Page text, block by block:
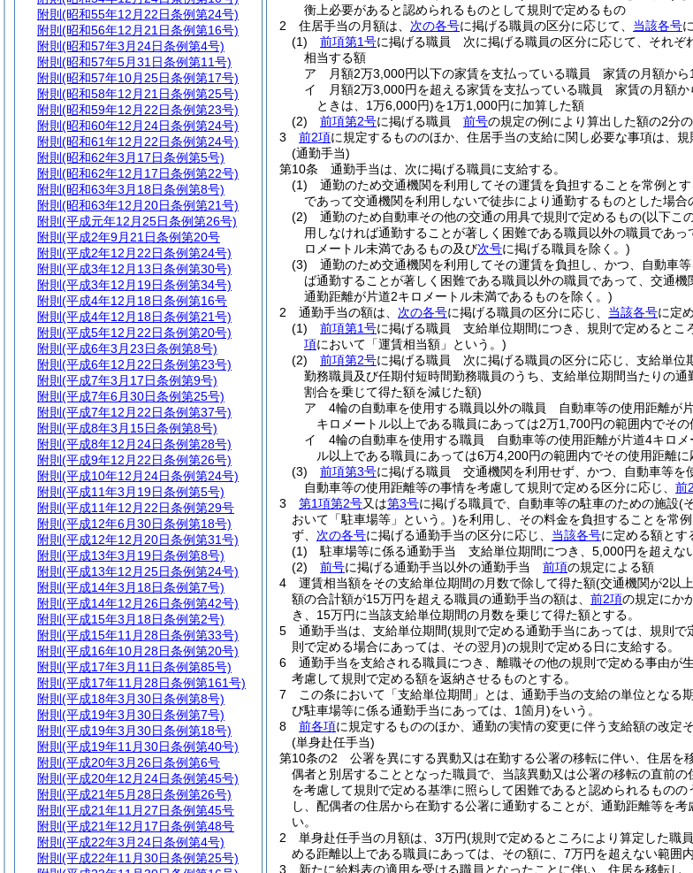
衡上必要があると認められるものとして規則で定めるもの
2
住居手当の月額は、 次の各号に掲げる職員の区分に応じて、 当該各号
(1)
前項第1号に掲げる職員 次に掲げる職員の区分に応じて、それぞ
相当する額
ア
月額2万3,000円以下の家賃を支払っている職員 家賃の月額か
イ
月額2万3,000円を超える家賃を支払っている職員 家賃の月額
ときは、1万6,000円)を1万1,000円に加算した額
(2)
前項第2号に掲げる職員 前号の規定の例により算出した額の2分
3
前2項に規定するもののほか、住居手当の支給に関し必要な事項は、規
(通勤手当)
第10条
通勤手当は、次に掲げる職員に支給する。
(1)
通勤のため交通機関を利用してその運賃を負担することを常例とす
であって交通機関を利用しないで徒歩により通勤するものとした場
(2)
通勤のため自動車その他の交通の用具で規則で定めるもの(以下こ
用しなければ通勤することが著しく困難である職員以外の職員であ
ロメートル未満であるもの及び次号に掲げる職員を除く。)
(3)
通勤のため交通機関を利用してその運賃を負担し、かつ、自動車
ば通勤することが著しく困難である職員以外の職員であって、交通
通勤距離が片道2キロメートル未満であるものを除く。)
2
通勤手当の額は、 次の各号に掲げる職員の区分に応じ、 当該各号に定
(1)
前項第1号に掲げる職員 支給単位期間につき、規則で定めるとこ
項において「運賃相当額」という。)
(2)
前項第2号に掲げる職員 次に掲げる職員の区分に応じ、支給単位
勤務職員及び任期付短時間勤務職員のうち、支給単位期間当たりの
割合を乗じて得た額を減じた額)
ア
4輪の自動車を使用する職員以外の職員 自動車等の使用距離が
キロメートル以上である職員にあっては2万1,700円の範囲内でそ
イ
4輪の自動車を使用する職員 自動車等の使用距離が片道4キロ
ル以上である職員にあっては6万4,200円の範囲内でその使用距離
(3)
前項第3号に掲げる職員 交通機関を利用せず、かつ、自動車等を
自動車等の使用距離等の事情を考慮して規則で定める区分に応じ、 前
3
第1項第2号又は第3号に掲げる職員で、自動車等の駐車のための施設(
おいて「駐車場等」という。)を利用し、その料金を負担することを常
ず、 次の各号に掲げる通勤手当の区分に応じ、 当該各号に定める額とす
(1)
駐車場等に係る通勤手当 支給単位期間につき、5,000円を超えな
(2)
前号に掲げる通勤手当以外の通勤手当 前項の規定による額
4
運賃相当額をその支給単位期間の月数で除して得た額(交通機関が2以
額の合計額が15万円を超える職員の通勤手当の額は、 前2項の規定にか
き、15万円に当該支給単位期間の月数を乗じて得た額とする。
5
通勤手当は、支給単位期間(規則で定める通勤手当にあっては、規則で
則で定める場合にあっては、その翌月)の規則で定める日に支給する。
6
通勤手当を支給される職員につき、離職その他の規則で定める事由
考慮して規則で定める額を返納させるものとする。
7
この条において「支給単位期間」とは、通勤手当の支給の単位とな
び駐車場等に係る通勤手当にあっては、1箇月)をいう。
8
前各項に規定するもののほか、通勤の実情の変更に伴う支給額の改定
(単身赴任手当)
第10条の2
公署を異にする異動又は在勤する公署の移転に伴い、住居
偶者と別居することとなった職員で、当該異動又は公署の移転の直前
を考慮して規則で定める基準に照らして困難であると認められるもの
し、配偶者の住居から在勤する公署に通勤することが、通勤距離等を
い。
2
単身赴任手当の月額は、3万円(規則で定めるところにより算定した職
める距離以上である職員にあっては、その額に、7万円を超えない範囲
3
新たに給料表の適用を受ける職員となったことに伴い、住居を移転
附則 (昭和55年12月22日条例第24号)
附則 (昭和56年12月21日条例第16号)
附則 (昭和57年3月24日条例第4号)
附則 (昭和57年5月31日条例第11号)
附則 (昭和57年10月25日条例第17号)
附則 (昭和58年12月21日条例第25号)
附則 (昭和59年12月22日条例第23号)
附則 (昭和60年12月24日条例第24号)
附則 (昭和61年12月22日条例第24号)
附則 (昭和62年3月17日条例第5号)
附則 (昭和62年12月17日条例第22号)
附則 (昭和63年3月18日条例第8号)
附則 (昭和63年12月20日条例第21号)
附則 (平成元年12月25日条例第26号)
附則 (平成2年9月21日条例第20号
附則 (平成2年12月22日条例第24号)
附則 (平成3年12月13日条例第30号)
附則 (平成3年12月19日条例第34号)
附則 (平成4年12月18日条例第16号
附則 (平成4年12月18日条例第21号)
附則 (平成5年12月22日条例第20号)
附則 (平成6年3月23日条例第8号)
附則 (平成6年12月22日条例第23号)
附則 (平成7年3月17日条例第9号)
附則 (平成7年6月30日条例第25号)
附則 (平成7年12月22日条例第37号)
附則 (平成8年3月15日条例第8号)
附則 (平成8年12月24日条例第28号)
附則 (平成9年12月22日条例第26号)
附則 (平成10年12月24日条例第24号)
附則 (平成11年3月19日条例第5号)
附則 (平成11年12月22日条例第29号
附則 (平成12年6月30日条例第18号)
附則 (平成12年12月20日条例第31号)
附則 (平成13年3月19日条例第8号)
附則 (平成13年12月25日条例第24号)
附則 (平成14年3月18日条例第7号)
附則 (平成14年12月26日条例第42号)
附則 (平成15年3月18日条例第2号)
附則 (平成15年11月28日条例第33号)
附則 (平成16年10月28日条例第20号)
附則 (平成17年3月11日条例第85号)
附則 (平成17年11月28日条例第161号)
附則 (平成18年3月30日条例第8号)
附則 (平成19年3月30日条例第7号)
附則 (平成19年3月30日条例第18号)
附則 (平成19年11月30日条例第40号)
附則 (平成20年3月26日条例第6号
附則 (平成20年12月24日条例第45号)
附則 (平成21年5月28日条例第26号)
附則 (平成21年11月27日条例第45号
附則 (平成21年12月17日条例第48号
附則 (平成22年3月24日条例第4号)
附則 (平成22年11月30日条例第25号)